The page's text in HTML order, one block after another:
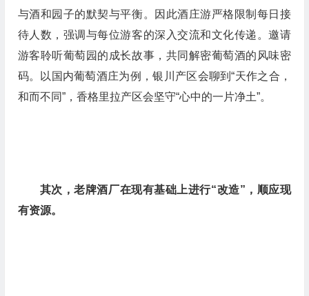
与酒和园子的默契与平衡。因此酒庄游严格限制每日接
待人数，强调与每位游客的深入交流和文化传递。邀请
游客聆听葡萄园的成长故事，共同解密葡萄酒的风味密
码。以国内葡萄酒庄为例，银川产区会聊到“天作之合，
和而不同”，香格里拉产区会坚守“心中的一片净土”。
其次，老牌酒厂在现有基础上进行“改造”，顺应现
有资源。